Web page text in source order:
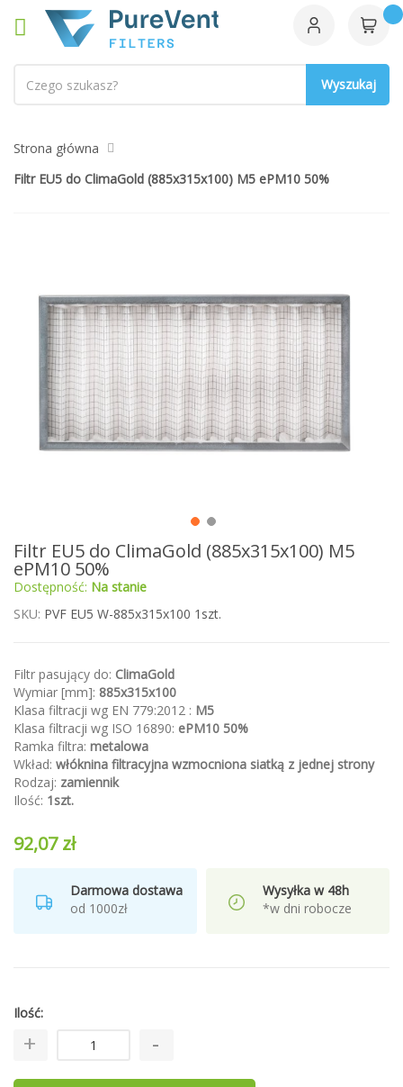
Strona główna
Filtr EU5 do ClimaGold (885x315x100) M5 ePM10 50%
galerii
Przejdź
na
początek
galerii
Filtr EU5 do ClimaGold (885x315x100) M5
ePM10 50%
Dostępność: Na stanie
SKU PVF EU5 W-885x315x100 1szt.
Filtr pasujący do: ClimaGold
Wymiar [mm]: 885x315x100
Klasa filtracji wg EN 779:2012 : M5
Klasa filtracji wg ISO 16890: ePM10 50%
Ramka filtra: metalowa
Wkład: włóknina filtracyjna wzmocniona siatką z jednej strony
Rodzaj: zamiennik
Ilość: 1szt.
92,07 zł
Darmowa dostawa
od 1000zł
Wysyłka w 48h
*w dni robocze
Ilość